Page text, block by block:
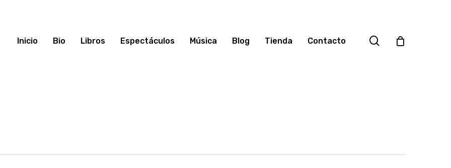
Inicio Bio Libros Espectáculos Música Blog Tienda Contacto search